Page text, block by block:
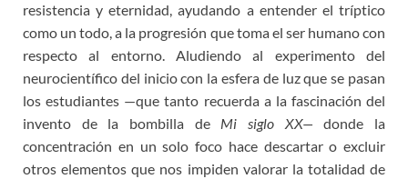
resistencia y eternidad, ayudando a entender el tríptico
como un todo, a la progresión que toma el ser humano con
respecto al entorno. Aludiendo al experimento del
neurocientífico del inicio con la esfera de luz que se pasan
los estudiantes —que tanto recuerda a la fascinación del
invento de la bombilla de Mi siglo XX— donde la
concentración en un solo foco hace descartar o excluir
otros elementos que nos impiden valorar la totalidad de